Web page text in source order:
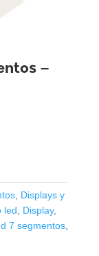
–
, Displays y
led Display,
7 segmentos,